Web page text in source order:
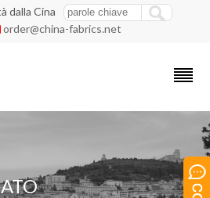
dalla Cina
order@china-fabrics.net